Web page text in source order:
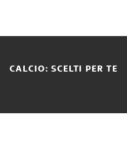
CALCIO: SCELTI PER TE